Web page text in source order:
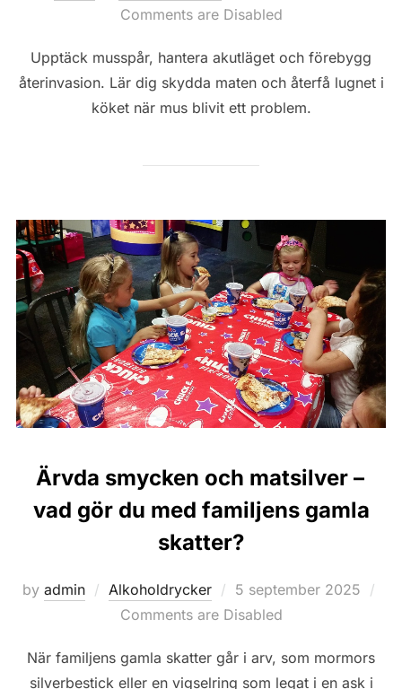
on
Comments are Disabled
Upptäck musspår, hantera akutläget och förebygg
återinvasion. Lär dig skydda maten och återfå lugnet i
köket när mus blivit ett problem.
Ärvda smycken och matsilver –
vad gör du med familjens gamla
skatter?
by admin Alkoholdrycker
Posted
on
5 september 2025
Comments are Disabled
När familjens gamla skatter går i arv, som mormors
silverbestick eller en vigselring som legat i en ask i